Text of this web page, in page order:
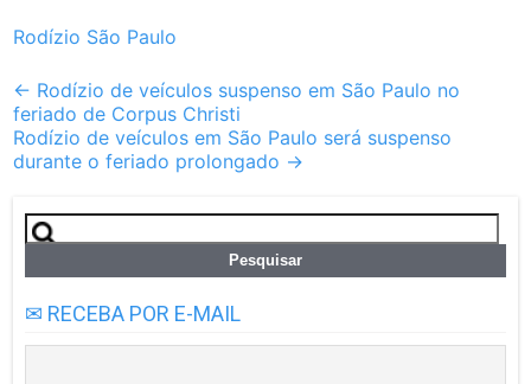
Rodízio São Paulo
Post
navigation
← Rodízio de veículos suspenso em São Paulo no
feriado de Corpus Christi
Rodízio de veículos em São Paulo será suspenso
durante o feriado prolongado →
Pesquisar
por:
✉ RECEBA POR E-MAIL